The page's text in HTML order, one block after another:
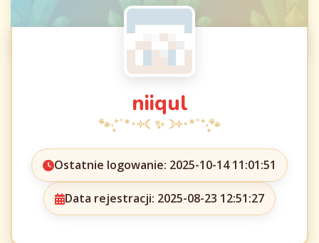
niiqul
Ostatnie logowanie: 2025-10-14 11:01:51
Data rejestracji: 2025-08-23 12:51:27